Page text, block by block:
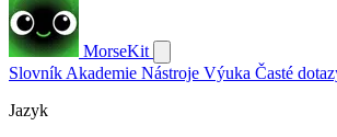
MorseKit
Slovník Akademie Nástroje Výuka Časté
Jazyk